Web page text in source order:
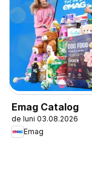
Emag Catalog
de luni 03.08.2026
Emag